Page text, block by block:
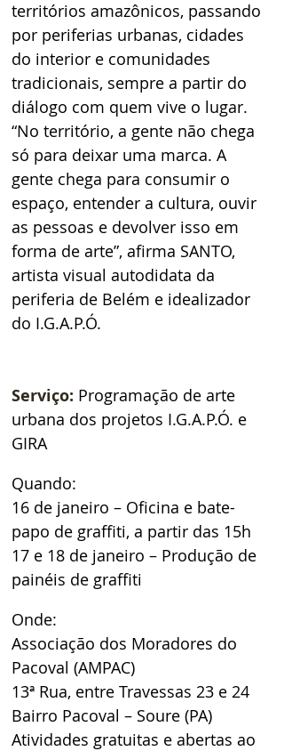
territórios amazônicos, passando
por periferias urbanas, cidades
do interior e comunidades
tradicionais, sempre a partir do
diálogo com quem vive o lugar.
“No território, a gente não chega
só para deixar uma marca. A
gente chega para consumir o
espaço, entender a cultura, ouvir
as pessoas e devolver isso em
forma de arte”, afirma SANTO,
artista visual autodidata da
periferia de Belém e idealizador
do I.G.A.P.Ó.
Serviço: Programação de arte
urbana dos projetos I.G.A.P.Ó. e
GIRA
Quando:
16 de janeiro – Oficina e bate-
papo de graffiti, a partir das 15h
17 e 18 de janeiro – Produção de
painéis de graffiti
Onde:
Associação dos Moradores do
Pacoval (AMPAC)
13ª Rua, entre Travessas 23 e 24
Bairro Pacoval – Soure (PA)
Atividades gratuitas e abertas ao